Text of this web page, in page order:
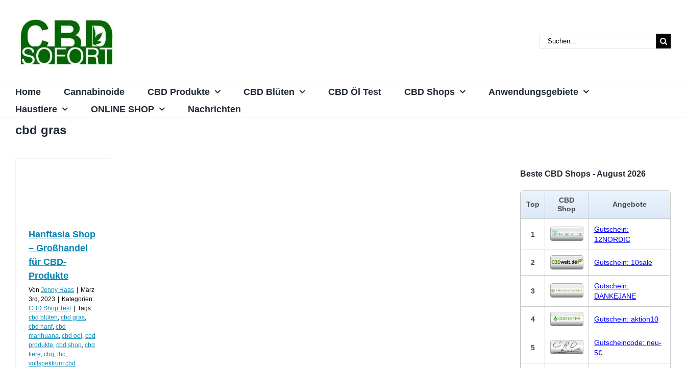
springen
Suche
nach:
Home Cannabinoide CBD Produkte CBD Blüten CBD Öl Test CBD Shops
Anwendungsgebiete
Haustiere
ONLINE SHOP Nachrichten
cbd gras
Hanftasia Shop
– Großhandel
für CBD-
Produkte
Von Jenny Haas
März
3rd, 2023
Kategorien:
CBD Shop Test
Tags:
cbd blüten, cbd gras,
cbd hanf, cbd
marihuana, cbd oel , cbd
produkte, cbd shop, cbd
tiere, cbg, thc,
vollspektrum cbd
Beste CBD Shops - August 2026
Top
CBD
Shop
Angebote
1
Gutschein:
12NORDIC
2 Gutschein: 10sale
3
Gutschein:
DANKEJANE
4 Gutschein: aktion10
5
Gutscheincode: neu-
5€